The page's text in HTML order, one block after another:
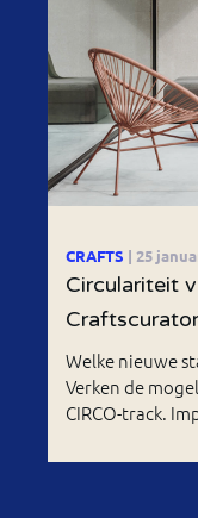
CRAFTS | 25
Circulariteit
Craftscurator
Welke nieuwe
Verken de
CIRCO-track.